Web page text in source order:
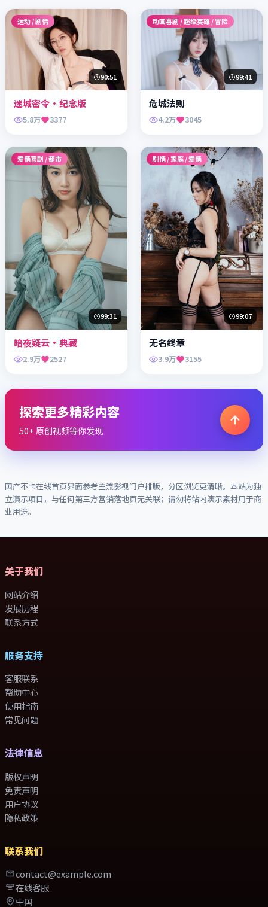
运动 / 剧情
90:51
迷城密令·纪念版
5.8万 3377
动画喜剧 / 超级英雄 / 冒险
99:41
危城法则
4.2万 3045
爱情喜剧 / 都市
99:31
暗夜疑云·典藏
2.9万 2527
剧情 / 家庭 / 爱情
99:07
无名终章
3.9万 3155
探索更多精彩内容
50+ 原创视频等你发现
国产不卡在线首页界面参考主流影视门户排版，分区浏览更清晰。本站为独
立演示项目，与任何第三方营销落地页无关联；请勿将站内演示素材用于商
业用途。
关于我们
网站介绍
发展历程
联系方式
服务支持
客服联系
帮助中心
使用指南
常见问题
法律信息
版权声明
免责声明
用户协议
隐私政策
联系我们
contact@example.com
在线客服
中国